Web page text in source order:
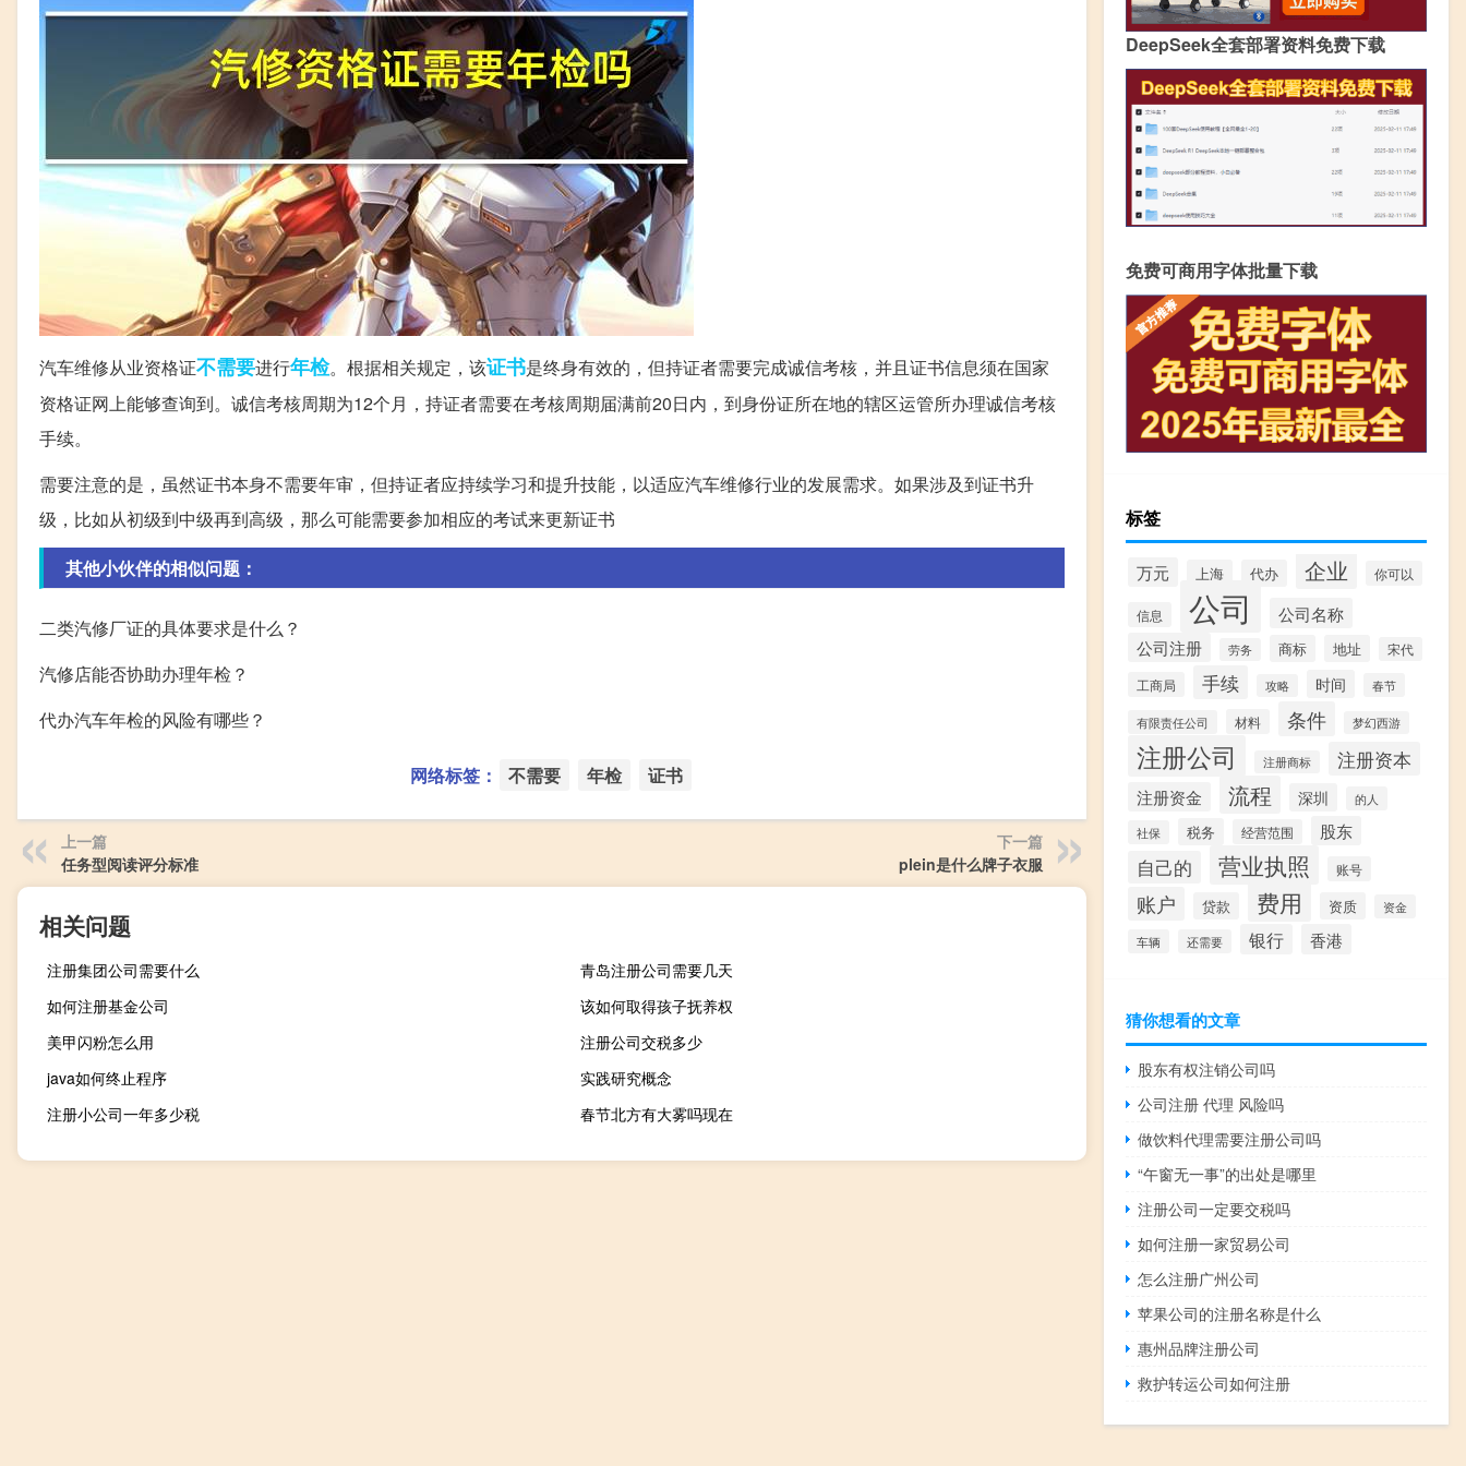
汽车维修从业资格证不需要进行年检。根据相关规定，该证书是终身有效的，但持证者需要完成诚信考核，并且证书信息须在国家
资格证网上能够查询到。诚信考核周期为12个月，持证者需要在考核周期届满前20日内，到身份证所在地的辖区运管所办理诚信考核
手续。
需要注意的是，虽然证书本身不需要年审，但持证者应持续学习和提升技能，以适应汽车维修行业的发展需求。如果涉及到证书升
级，比如从初级到中级再到高级，那么可能需要参加相应的考试来更新证书
其他小伙伴的相似问题：
二类汽修厂证的具体要求是什么？
汽修店能否协助办理年检？
代办汽车年检的风险有哪些？
网络标签： 不需要 年检 证书
上一篇
任务型阅读评分标准
下一篇
plein是什么牌子衣服
相关问题
注册集团公司需要什么
青岛注册公司需要几天
如何注册基金公司
该如何取得孩子抚养权
美甲闪粉怎么用
注册公司交税多少
java如何终止程序
实践研究概念
注册小公司一年多少税
春节北方有大雾吗现在
DeepSeek全套部署资料免费下载
免费可商用字体批量下载
标签
万元 上海 代办 企业 你可以
信息 公司 公司名称
公司注册 劳务 商标 地址 宋代
工商局 手续 攻略 时间 春节
有限责任公司 材料 条件 梦幻西游
注册公司 注册商标 注册资本
注册资金 流程 深圳
的人
社保
税务 经营范围 股东
自己的 营业执照 账号
账户 贷款 费用 资质
资金
车辆
还需要 银行 香港
猜你想看的文章
股东有权注销公司吗
公司注册 代理 风险吗
做饮料代理需要注册公司吗
“午窗无一事”的出处是哪里
注册公司一定要交税吗
如何注册一家贸易公司
怎么注册广州公司
苹果公司的注册名称是什么
惠州品牌注册公司
救护转运公司如何注册